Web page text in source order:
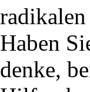
Haben
denke,